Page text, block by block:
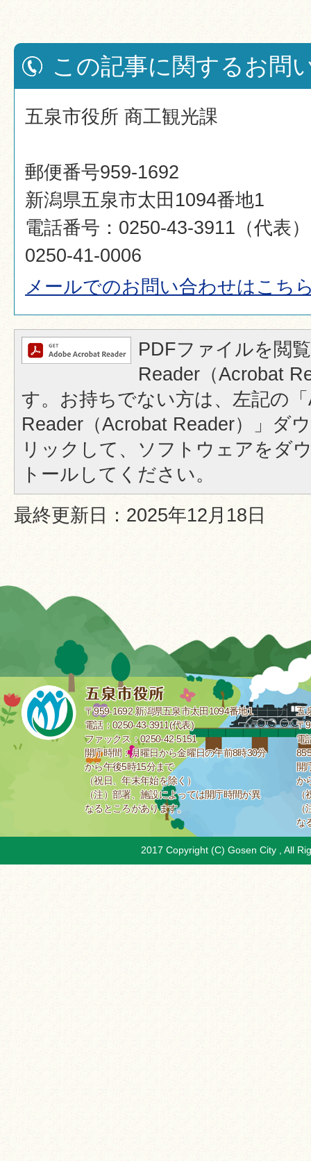
この記事に関するお問
五泉市役所 商工観光課
郵便番号959-1692
新潟県五泉市太田1094番地1
電話番号：0250-43-3911（代表
0250-41-0006
メールでのお問い合わせはこち
PDFファイルを閲
Reader（Acrobat
す。お持ちでない方は、左記の
Reader（Acrobat Reader）」ダ
リックして、ソフトウェアをダ
トールしてください。
最終更新日：2025年12月18日
〒959-1692 新潟県五泉市太田1094番地1
電話：0250-43-3911(代表)
ファックス：0250-42-5151
開庁時間：月曜日から金曜日の午前8時30分
から午後5時15分まで
（祝日、年末年始を除く）
（注）部署、施設によっては開庁時間が異
なるところがあります。
五
〒
電
開
か
な
2017 Copyright (C) Gosen City , All